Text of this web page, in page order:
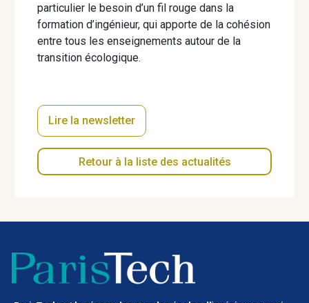
particulier le besoin d’un fil rouge dans la
formation d’ingénieur, qui apporte de la cohésion
entre tous les enseignements autour de la
transition écologique.
Lire la newsletter
Retour à la liste des actualités